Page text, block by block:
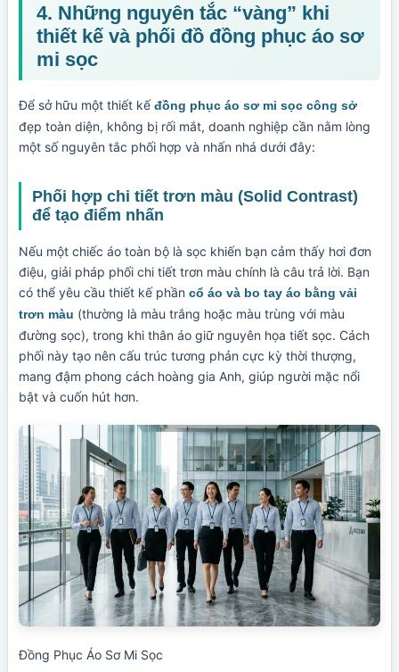
4. Những nguyên tắc “vàng” khi
thiết kế và phối đồ đồng phục áo sơ
mi sọc
Để sở hữu một thiết kếđồng phục áo sơ mi sọc công sở
đẹp toàn diện, không bị rối mắt, doanh nghiệp cần nằm lòng
một số nguyên tắc phối hợp và nhấn nhá dưới đây:
Phối hợp chi tiết trơn màu (Solid Contrast)
để tạo điểm nhấn
Nếu một chiếc áo toàn bộ là sọc khiến bạn cảm thấy hơi đơn
điệu, giải pháp phối chi tiết trơn màu chính là câu trả lời. Bạn
có thể yêu cầu thiết kế phần cổ áo và bo tay áo bằng vải
trơn màu (thường là màu trắng hoặc màu trùng với màu
đường sọc), trong khi thân áo giữ nguyên họa tiết sọc. Cách
phối này tạo nên cấu trúc tương phản cực kỳ thời thượng,
mang đậm phong cách hoàng gia Anh, giúp người mặc nổi
bật và cuốn hút hơn.
Đồng Phục Áo Sơ Mi Sọc